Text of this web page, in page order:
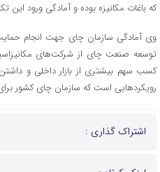
که باغات مکانیزه بوده و آمادگی ورود این
وی آمادگی سازمان چای جهت انجام
توسعه صنعت چای از شرکت‌های
کسب سهم بیشتری از بازار داخلی و
رویکردهایی است که سازمان چای کشور
اشتراک گذاری :